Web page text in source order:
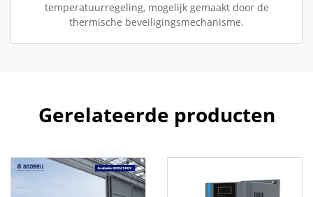
temperatuurregeling, mogelijk gemaakt door de
thermische beveiligingsmechanisme.
Gerelateerde producten